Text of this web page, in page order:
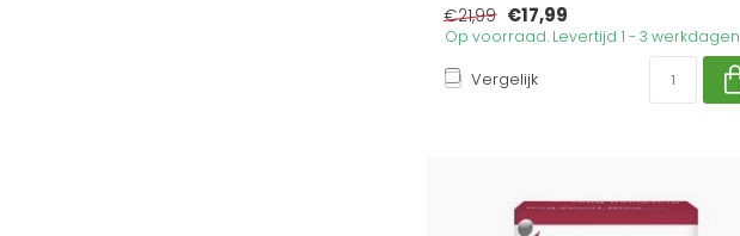
€21,99 €17,99
Op voorraad. Levertijd 1 - 3 werkdagen
Vergelijk